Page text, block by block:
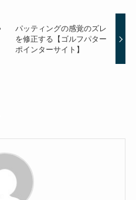
パッティングの感覚のズレ
を修正する【ゴルフパター
ポインターサイト】